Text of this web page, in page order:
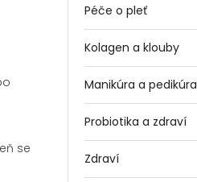
se
Péče o pleť
Kolagen a klouby
Manikúra a pedikúra
Probiotika a zdraví
Zdraví